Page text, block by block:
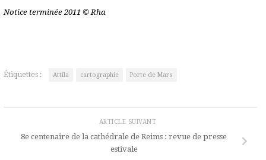
Notice terminée 2011 © Rha
Étiquettes : Attila cartographie Porte de Mars
ARTICLE SUIVANT
8e centenaire de la cathédrale de Reims : revue de presse
estivale